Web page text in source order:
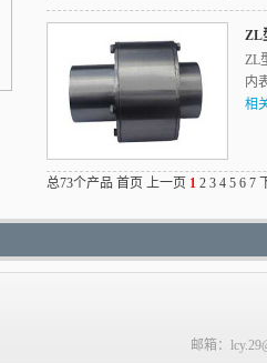
ZL
ZL
内
相
总73个产品 首页 上一页 1 2 3 4 5 6 7
邮箱：